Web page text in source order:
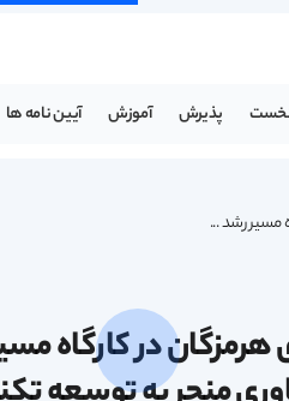
پذیرش آموزش آیین نامه ها
مسیر رشد ...
در کارگاه